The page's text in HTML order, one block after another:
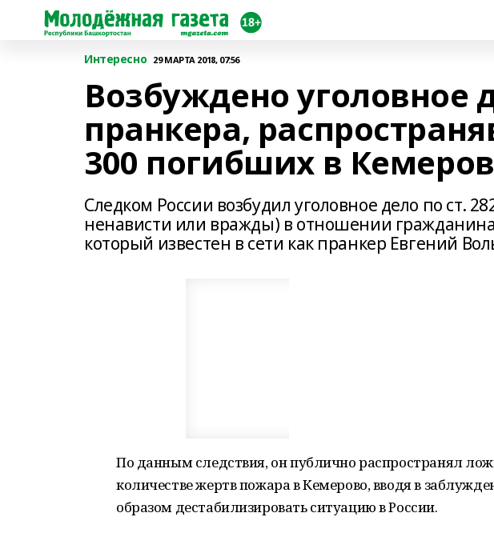
Интересно 29 МАРТА 2018, 07:56
Возбуждено уголовное
пранкера,
300 погибших в
Следком России возбудил уголовное дело по ст.
ненависти или вражды) в отношении
который известен в сети как пранкер Евгений
По данным следствия, он публично распространял
количестве жертв пожара в Кемерово, вводя в
образом дестабилизировать ситуацию в России.